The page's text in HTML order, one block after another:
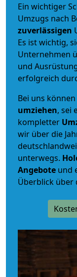
Ein wichtiger
Umzugs nach
zuverlässigen
Es ist wichtig,
Unternehmen
und
erfolgreich
Bei uns können
umziehen, sei
kompletter
wir über die
unterwegs.
Angebote und
Überblick über